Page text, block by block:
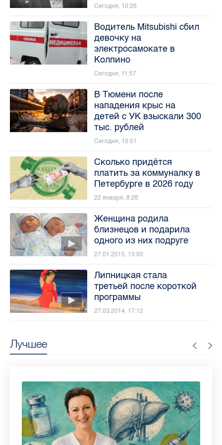
Лучшее
Сегодня, 10:26
Водитель Mitsubishi сбил
девочку на
электросамокате в
Колпино
Сегодня, 11:57
В Тюмени после
нападения крыс на
детей с УК взыскали 300
тыс. рублей
Сегодня, 10:51
Сколько придётся
платить за коммуналку в
Петербурге в 2026 году
22 января, 8:28
Женщина родила
близнецов и подарила
одного из них подруге
27.01.2015, 13:50
Липницкая стала
третьей после короткой
программы
27.03.2014, 17:12